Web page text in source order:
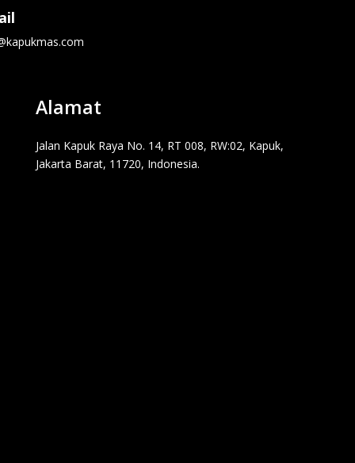
Alamat
Jalan Kapuk Raya No. 14, RT 008, RW:02, Kapuk,
Jakarta Barat, 11720, Indonesia.